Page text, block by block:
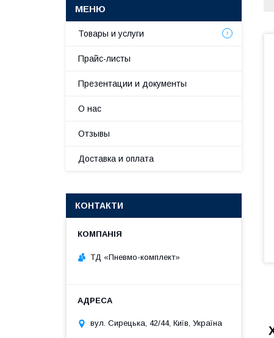
Товары и услуги
Прайс-листы
Презентации и документы
О нас
Отзывы
Доставка и оплата
КОНТАКТИ
ТД «Пневмо-комплект»
вул. Сирецька, 42/44, Київ, Україна